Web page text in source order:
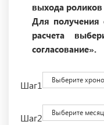
выхода
Для получения
расчета
согласование».
Шаг1 Выберите
Шаг2 Выберите